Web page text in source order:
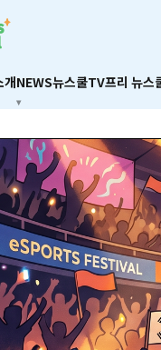
개NEWS뉴스쿨TV프리 뉴스